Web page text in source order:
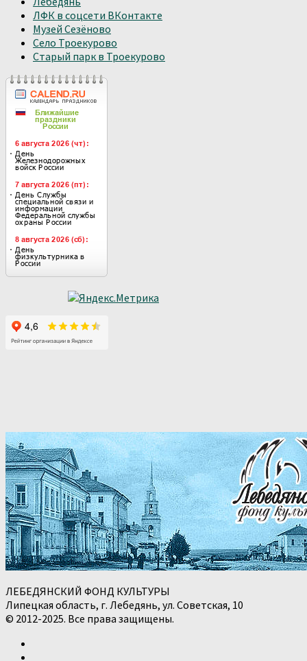
ЛФК в соцсети ВКонтакте
Музей Сезёново
Село Троекурово
Старый парк в Троекурово
ЛЕБЕДЯНСКИЙ ФОНД КУЛЬТУРЫ
Липецкая область, г. Лебедянь, ул. Советская, 10
© 2012-2025. Все права защищены.